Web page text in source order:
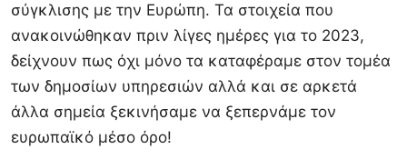
σύγκλισης με την Ευρώπη. Τα στοιχεία που
ανακοινώθηκαν πριν λίγες ημέρες για το 2023,
δείχνουν πως όχι μόνο τα καταφέραμε στον τομέα
των δημοσίων υπηρεσιών αλλά και σε αρκετά
άλλα σημεία ξεκινήσαμε να ξεπερνάμε τον
ευρωπαϊκό μέσο όρο!